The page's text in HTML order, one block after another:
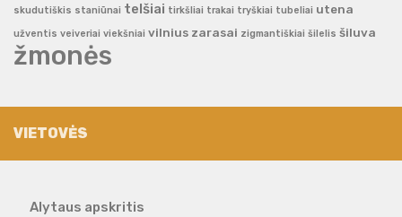
skudutiškis staniūnai telšiai tirkšliai trakai tryškiai tubeliai utena
užventis veiveriai viekšniai vilnius zarasai zigmantiškiai šilelis šiluva
žmonės
VIETOVĖS
Alytaus apskritis